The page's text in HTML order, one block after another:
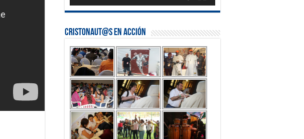
Cristonaut@s en Acción